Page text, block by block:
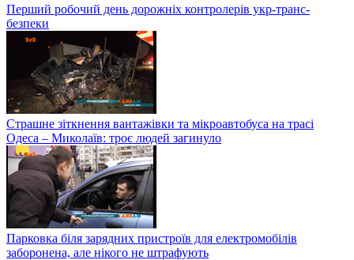
Перший робочий день дорожніх контролерів укр-транс-
безпеки
Страшне зіткнення вантажівки та мікроавтобуса на трасі
Одеса – Миколаїв: троє людей загинуло
Парковка біля зарядних пристроїв для електромобілів
заборонена, але нікого не штрафують